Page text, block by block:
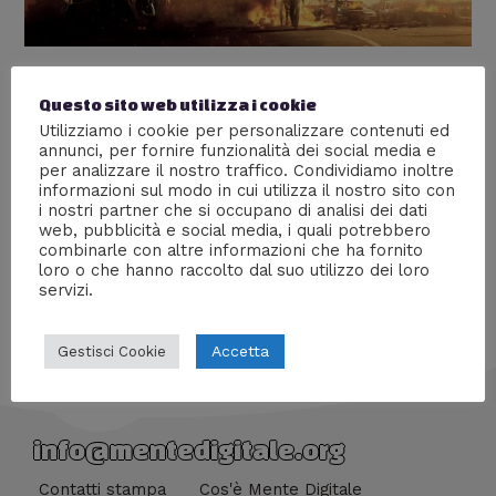
Lascia un commento /Anteprime stampa,Cinema
Recensioni/ DiEmi
Torna nelle sale la saga “Terminator” e l’abbiamo visto
per voi in anteprima
info@mentedigitale.org
Contatti stampa Cos'è Mente Digitale
Questo sito web utilizza i cookie
Utilizziamo i cookie per personalizzare contenuti ed
annunci, per fornire funzionalità dei social media e
per analizzare il nostro traffico. Condividiamo inoltre
informazioni sul modo in cui utilizza il nostro sito con
i nostri partner che si occupano di analisi dei dati
web, pubblicità e social media, i quali potrebbero
combinarle con altre informazioni che ha fornito
loro o che hanno raccolto dal suo utilizzo dei loro
servizi.
Gestisci Cookie Accetta